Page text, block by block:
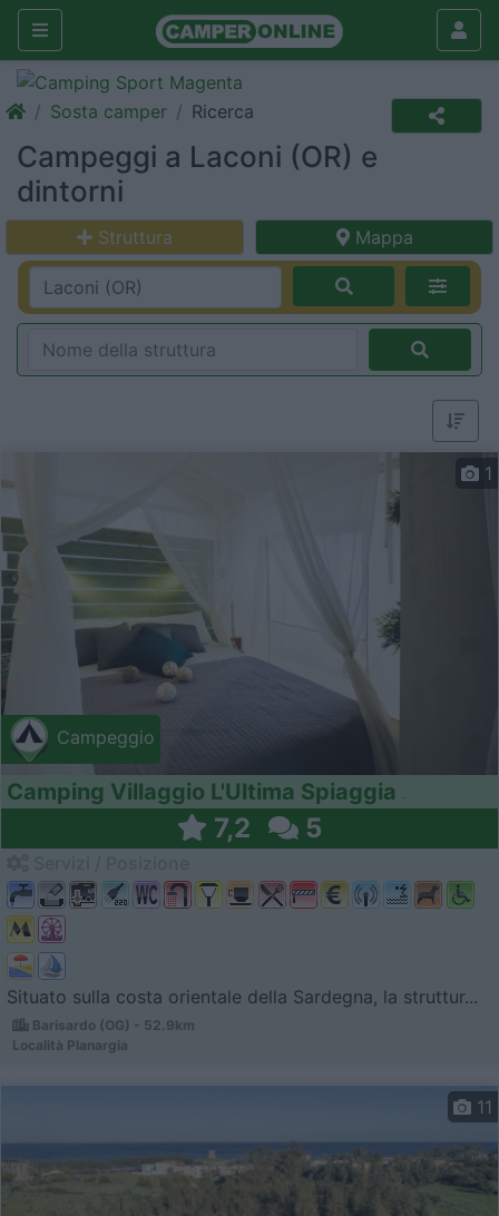
Sosta camper Ricerca
Campeggi a Laconi (OR) e
dintorni
Struttura Mappa
Campeggio
1
Camping Villaggio L'Ultima Spiaggia
7,2 5
Situato sulla costa orientale della Sardegna, la struttur...
Barisardo (OG) - 52.9km
Località Planargia
11